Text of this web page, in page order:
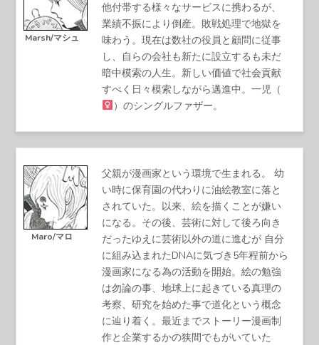
Marsh/マシュ
他付帯する様々なサービスに携わるが、
業績不振により倒産。敗戦処理で地獄を
味わう。現在は数社の役員と顧問に従事
し、自らの会社も新たに設立するも未だ
暗中模索の人生。新しい価値で社会貢献
すべく日々模索しながら邁進中。一児（
）のシングルファザー。
Maro/マロ
父親が漫画家という環境で生まれる。 幼
い時に保育園の代わりに油絵教室に落と
されていた。以来、絵を描くことが嫌い
になる。その後、芸術に対して後ろ向き
だったゆえに芸術以外の道に進むが 自分
に組み込まれたDNAに気づき5年程前から
漫画家になる為の活動を開始。絵の勉強
は勿論の事、地球上に起きている真理の
考察、研究を始めた事で道化という概念
に辿り着く。最近までストーリー漫画制
作と企業するかの狭間でもがいていた